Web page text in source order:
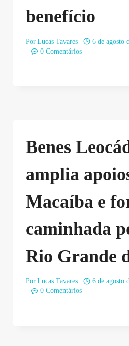
benefício
Por Lucas Tavares
6 de agosto
0 Comentários
Benes
amplia
Macaíba e
caminhada
Rio Grande
Por Lucas Tavares
6 de agosto
0 Comentários